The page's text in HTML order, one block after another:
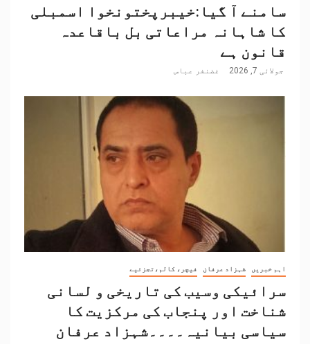
سامنے آ گیا:خیبرپختونخوا اسمبلی
کا شاہانہ مراعاتی بل باقاعدہ
قانون ہے
جولائی 7, 2026 غضنفر عباس
اہم خبریں شہزاد عرفان فیچر، کالم،تجزئیے
سرائیکی وسیب کی تاریخی و لسانی
شناخت اور پنجاب کی مرکزیت کا
سیاسی بیانیہ۔۔۔۔شہزاد عرفان